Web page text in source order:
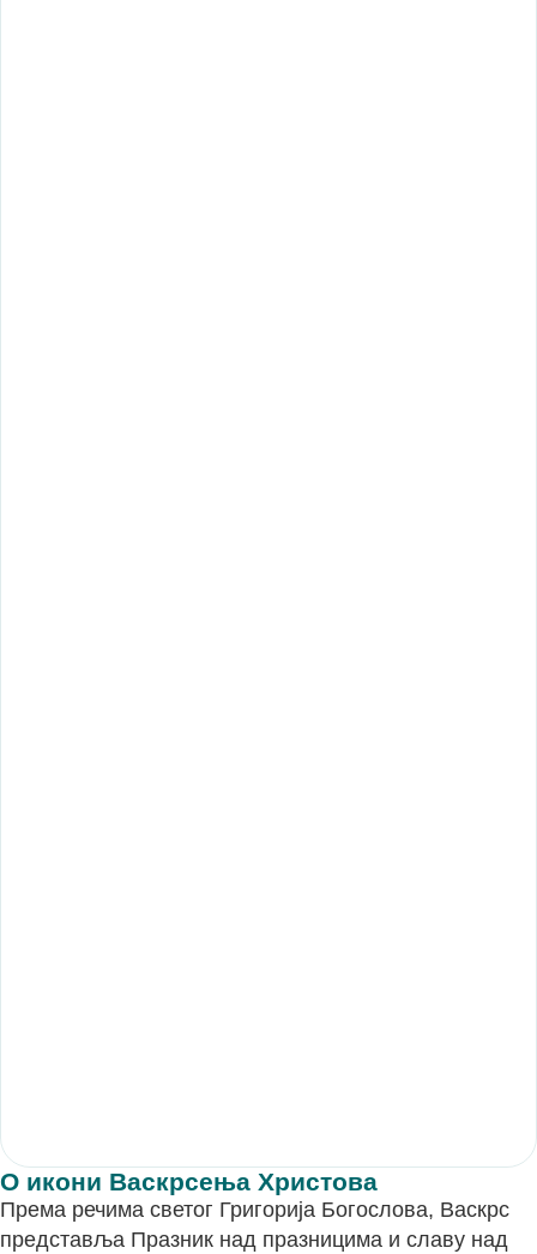
О икони Васкрсења Христова
Према речима светог Григорија Богослова, Васкрс
представља Празник над празницима и славу над